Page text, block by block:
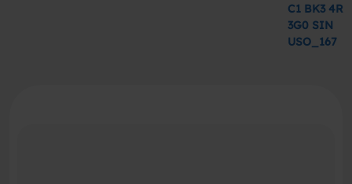
C1 BK3 4R
3G0 SIN
USO_167